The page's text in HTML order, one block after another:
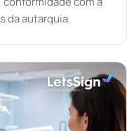
da autarquia.